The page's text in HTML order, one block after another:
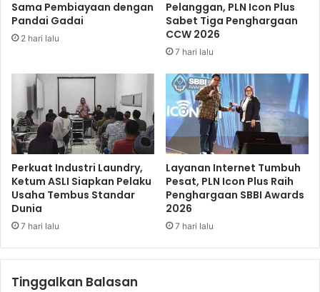
k
a
i
n
k
a
s
A
s
a
l
I
r
p
d
P
e
k
o
n
o
m
i
a
s
Sama Pembiayaan dengan
Pandai Gadai
2 hari lalu
Pelanggan, PLN Icon Plus
Sabet Tiga Penghargaan
CCW 2026
7 hari lalu
Perkuat Industri Laundry,
Ketum ASLI Siapkan Pelaku
Usaha Tembus Standar
Dunia
7 hari lalu
Layanan Internet Tumbuh
Pesat, PLN Icon Plus Raih
Penghargaan SBBI Awards
2026
7 hari lalu
Tinggalkan Balasan